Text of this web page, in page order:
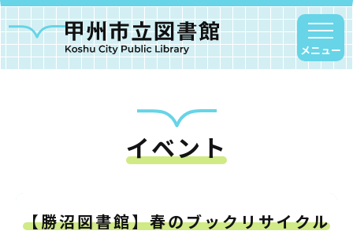
メニュー
イベント
【勝沼図書館】春のブックリサイクル
甲州市図書館について
塩山図書館